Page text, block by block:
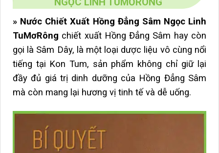
» Nước Chiết Xuất Hồng Đẳng Sâm Ngọc Linh
TuMơRông chiết xuất Hồng Đẳng Sâm hay còn
gọi là Sâm Dây, là một loại dược liệu vô cùng nổi
tiếng tại Kon Tum, sản phẩm không chỉ giữ lại
đầy đủ giá trị dinh dưỡng của Hồng Đẳng Sâm
mà còn mang lại hương vị tinh tế và dễ uống.